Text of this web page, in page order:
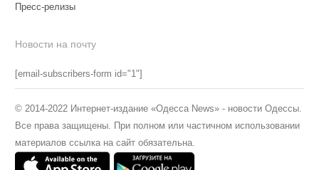
Пресс-релизы
Новости на почту
[email-subscribers-form id="1"]
© 2014-2022 Интернет-издание «Одесса News» - новости Одессы.
Все права защищены. При полном или частичном использовании
материалов ссылка на сайт обязательна.